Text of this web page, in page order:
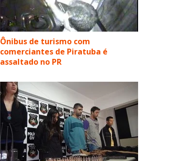
Ônibus de turismo com
comerciantes de Piratuba é
assaltado no PR